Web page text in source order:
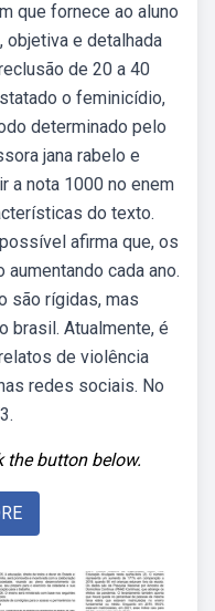
que fornece ao aluno
objetiva e detalhada
de 20 a 40
o feminicídio,
determinado pelo
jana rabelo e
a nota 1000 no enem
do texto.
afirma que, os
cada ano.
são rígidas, mas
brasil. Atualmente, é
de violência
redes sociais. No
the button below.